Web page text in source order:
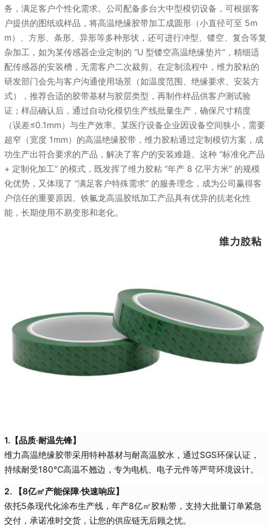
务，满足客户个性化需求。公司配备多台大中型模切设备，可根据客
户提供的图纸或样品，将高温绝缘胶带加工成圆形（小直径可至 5m
m）、方形、条形、异形等多种形状，还可进行冲型、镂空、复合等复
杂加工，如为某传感器企业定制的 “U 型镂空高温绝缘垫片”，精细适
配传感器的安装槽，无需客户二次裁剪。在定制流程中，维力胶粘的
研发部门会先与客户沟通使用场景（如温度范围、绝缘要求、安装方
式），推荐合适的胶带基材与胶层类型，再制作样品供客户测试验
证；样品确认后，通过自动化模切生产线批量生产，确保尺寸精度
（误差≤0.1mm）与生产效率。某医疗设备企业因设备空间狭小，需要
超窄（宽度 1mm）的高温绝缘胶带，维力胶粘通过定制模切方案，成
功生产出符合要求的产品，解决了客户的安装难题。这种 “标准化产品
+ 定制化加工” 的模式，既发挥了维力胶粘 “年产 8 亿平方米” 的规模
化优势，又体现了 “满足客户特殊需求” 的服务理念，成为公司赢得客
户信任的重要原因。铁氟龙高温胶纸加工产品具有优异的抗老化性
能，长期使用不易变形和老化。
1.【品质·耐温先锋】
维力高温绝缘胶带采用特种基材与耐高温胶水，通过SGS环保认证，
持续耐受180℃高温不翘边，专为电机、电子元件等严苛环境设计。
2. 【8亿㎡产能保障·快速响应】
依托5条现代化涂布生产线，年产8亿㎡胶粘带，支持大批量订单紧急
交付，承诺准时交货，让您的供应链无后顾之忧。